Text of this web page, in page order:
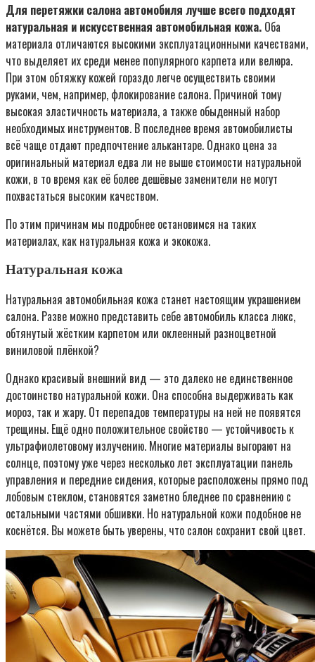
Для перетяжки салона автомобиля лучше всего подходят
натуральная и искусственная автомобильная кожа. Оба
материала отличаются высокими эксплуатационными качествами,
что выделяет их среди менее популярного карпета или велюра.
При этом обтяжку кожей гораздо легче осуществить своими
руками, чем, например, флокирование салона. Причиной тому
высокая эластичность материала, а также обыденный набор
необходимых инструментов. В последнее время автомобилисты
всё чаще отдают предпочтение алькантаре. Однако цена за
оригинальный материал едва ли не выше стоимости натуральной
кожи, в то время как её более дешёвые заменители не могут
похвастаться высоким качеством.
По этим причинам мы подробнее остановимся на таких
материалах, как натуральная кожа и экокожа.
Натуральная кожа
Натуральная автомобильная кожа станет настоящим украшением
салона. Разве можно представить себе автомобиль класса люкс,
обтянутый жёстким карпетом или оклеенный разноцветной
виниловой плёнкой?
Однако красивый внешний вид — это далеко не единственное
достоинство натуральной кожи. Она способна выдерживать как
мороз, так и жару. От перепадов температуры на ней не появятся
трещины. Ещё одно положительное свойство — устойчивость к
ультрафиолетовому излучению. Многие материалы выгорают на
солнце, поэтому уже через несколько лет эксплуатации панель
управления и передние сидения, которые расположены прямо под
лобовым стеклом, становятся заметно бледнее по сравнению с
остальными частями обшивки. Но натуральной кожи подобное не
коснётся. Вы можете быть уверены, что салон сохранит свой цвет.